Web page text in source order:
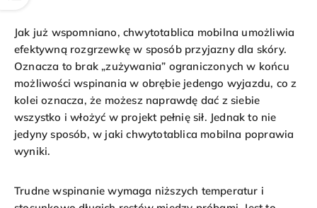
Jak już wspomniano, chwytotablica mobilna umożliwia
efektywną rozgrzewkę w sposób przyjazny dla skóry.
Oznacza to brak „zużywania” ograniczonych w końcu
możliwości wspinania w obrębie jedengo wyjazdu, co z
kolei oznacza, że możesz naprawdę dać z siebie
wszystko i włożyć w projekt pełnię sił. Jednak to nie
jedyny sposób, w jaki chwytotablica mobilna poprawia
wyniki.
Trudne wspinanie wymaga niższych temperatur i